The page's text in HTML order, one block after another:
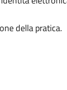
della pratica.